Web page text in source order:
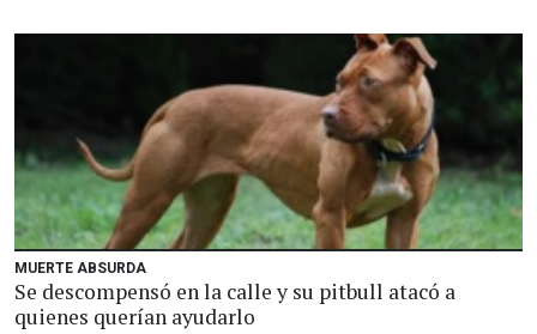
MUERTE ABSURDA
Se descompensó en la calle y su pitbull atacó a
quienes querían ayudarlo